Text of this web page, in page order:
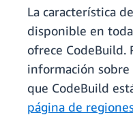
La característica
disponible en
ofrece CodeBuild.
información sobre
que CodeBuild
página de